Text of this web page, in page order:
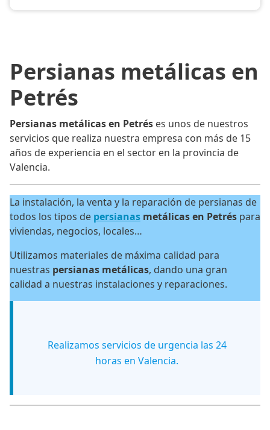
Persianas metálicas en
Petrés
Persianas metálicas en Petrés es unos de nuestros
servicios que realiza nuestra empresa con más de 15
años de experiencia en el sector en la provincia de
Valencia.
La instalación, la venta y la reparación de persianas de
todos los tipos de persianas metálicas en Petrés para
viviendas, negocios, locales…
Utilizamos materiales de máxima calidad para
nuestras persianas metálicas, dando una gran
calidad a nuestras instalaciones y reparaciones.
Realizamos servicios de urgencia las 24
horas en Valencia.